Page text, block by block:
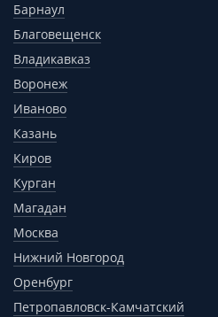
Барнаул
Благовещенск
Владикавказ
Воронеж
Иваново
Казань
Киров
Курган
Магадан
Москва
Нижний Новгород
Оренбург
Петропавловск-Камчатский